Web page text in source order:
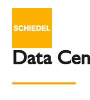
Data